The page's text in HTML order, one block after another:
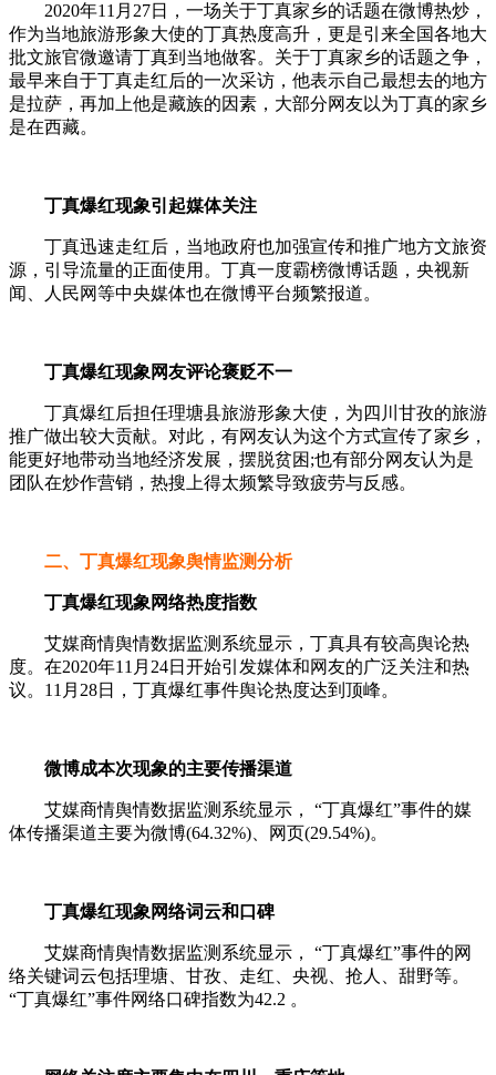
2020年11月27日，一场关于丁真家乡的话题在微博热炒，
作为当地旅游形象大使的丁真热度高升，更是引来全国各地大
批文旅官微邀请丁真到当地做客。关于丁真家乡的话题之争，
最早来自于丁真走红后的一次采访，他表示自己最想去的地方
是拉萨，再加上他是藏族的因素，大部分网友以为丁真的家乡
是在西藏。
丁真爆红现象引起媒体关注
丁真迅速走红后，当地政府也加强宣传和推广地方文旅资
源，引导流量的正面使用。丁真一度霸榜微博话题，央视新
闻、人民网等中央媒体也在微博平台频繁报道。
丁真爆红现象网友评论褒贬不一
丁真爆红后担任理塘县旅游形象大使，为四川甘孜的旅游
推广做出较大贡献。对此，有网友认为这个方式宣传了家乡，
能更好地带动当地经济发展，摆脱贫困;也有部分网友认为是
团队在炒作营销，热搜上得太频繁导致疲劳与反感。
二、丁真爆红现象舆情监测分析
丁真爆红现象网络热度指数
艾媒商情舆情数据监测系统显示，丁真具有较高舆论热
度。在2020年11月24日开始引发媒体和网友的广泛关注和热
议。11月28日，丁真爆红事件舆论热度达到顶峰。
微博成本次现象的主要传播渠道
艾媒商情舆情数据监测系统显示， “丁真爆红”事件的媒
体传播渠道主要为微博(64.32%)、网页(29.54%)。
丁真爆红现象网络词云和口碑
艾媒商情舆情数据监测系统显示， “丁真爆红”事件的网
络关键词云包括理塘、甘孜、走红、央视、抢人、甜野等。
“丁真爆红”事件网络口碑指数为42.2 。